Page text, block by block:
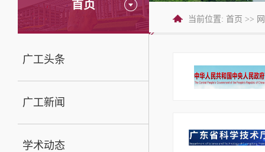
首页
广工头条
广工新闻
学术动态
当前位置: 首页 >>